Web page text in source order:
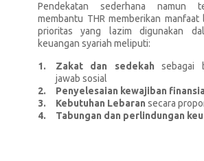
Pendekatan sederhana namun
membantu THR memberikan
prioritas yang lazim digunakan
keuangan syariah meliputi:
Zakat dan sedekah sebagai
jawab sosial
Penyelesaian kewajiban
Kebutuhan Lebaran secara
Tabungan dan perlindungan